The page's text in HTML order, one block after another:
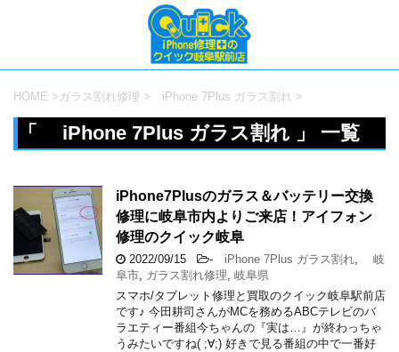
HOME > ガラス割れ修理 > iPhone 7Plus ガラス割れ >
「 iPhone 7Plus ガラス割れ 」 一覧
iPhone7Plusのガラス＆バッテリー交換
修理に岐阜市内よりご来店！アイフォン
修理のクイック岐阜
2022/09/15 - iPhone 7Plus ガラス割れ,
岐
阜市, ガラス割れ修理, 岐阜県
スマホ/タブレット修理と買取のクイック岐阜駅前店
です♪ 今田耕司さんがMCを務めるABCテレビのバ
ラエティー番組今ちゃんの『実は…』が終わっちゃ
うみたいですね( ;∀;) 好きで見る番組の中で一番好